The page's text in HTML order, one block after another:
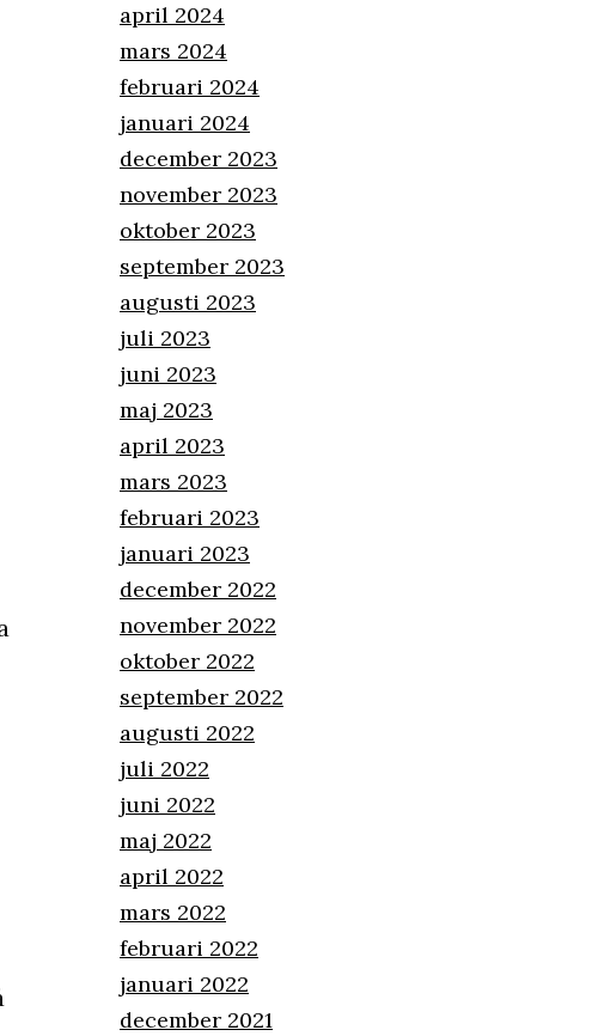
april 2024
mars 2024
februari 2024
januari 2024
december 2023
november 2023
oktober 2023
september 2023
augusti 2023
juli 2023
juni 2023
maj 2023
april 2023
mars 2023
februari 2023
januari 2023
december 2022
november 2022
oktober 2022
september 2022
augusti 2022
juli 2022
juni 2022
maj 2022
april 2022
mars 2022
februari 2022
januari 2022
december 2021